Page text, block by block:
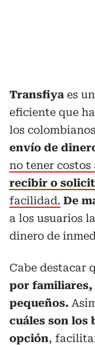
Transfiya es
eficiente que
los colombianos
envío de
no tener
recibir o
facilidad. De
a los usuarios
dinero de
Cabe destacar
por familiares,
pequeños.
cuáles son los
opción,